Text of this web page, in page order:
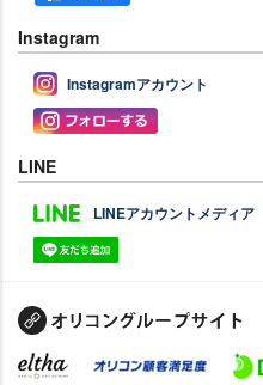
Instagram
Instagramアカウント
LINE
LINEアカウントメディア